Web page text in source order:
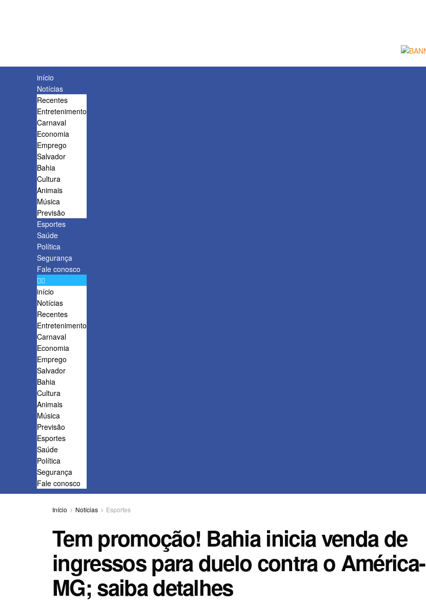
início
Notícias
Recentes
Entretenimento
Carnaval
Economia
Emprego
Salvador
Bahia
Cultura
Animais
Música
Previsão
Esportes
Saúde
Política
Segurança
Fale conosco
início
Notícias
Recentes
Entretenimento
Carnaval
Economia
Emprego
Salvador
Bahia
Cultura
Animais
Música
Previsão
Esportes
Saúde
Política
Segurança
Fale conosco
Início Notícias Esportes
Tem promoção! Bahia inicia venda de
ingressos para duelo contra o América-
MG; saiba detalhes